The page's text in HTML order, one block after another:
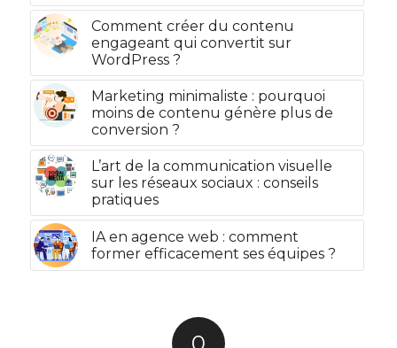
Comment créer du contenu
engageant qui convertit sur
WordPress ?
Marketing minimaliste : pourquoi
moins de contenu génère plus de
conversion ?
L’art de la communication visuelle
sur les réseaux sociaux : conseils
pratiques
IA en agence web : comment
former efficacement ses équipes ?